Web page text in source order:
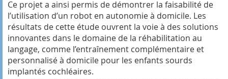
Ce projet a ainsi permis de démontrer la faisabilité de
l’utilisation d’un robot en autonomie à domicile. Les
résultats de cette étude ouvrent la voie à des solutions
innovantes dans le domaine de la réhabilitation au
langage, comme l’entraînement complémentaire et
personnalisé à domicile pour les enfants sourds
implantés cochléaires.